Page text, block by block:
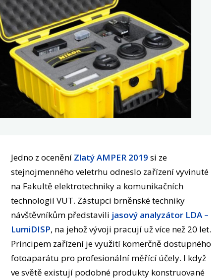
OSOBY
LABORATOŘE
MÉDIA
KONFERENCE A SOUTĚŽE
KONTAKT
Jedno z ocenění Zlatý AMPER 2019 si ze
stejnojmenného veletrhu odneslo zařízení vyvinuté
na Fakultě elektrotechniky a komunikačních
technologií VUT. Zástupci brněnské techniky
návštěvníkům představili jasový analyzátor LDA –
LumiDISP, na jehož vývoji pracují už více než 20 let.
Principem zařízení je využití komerčně dostupného
fotoaparátu pro profesionální měřící účely. I když
ve světě existují podobné produkty konstruované